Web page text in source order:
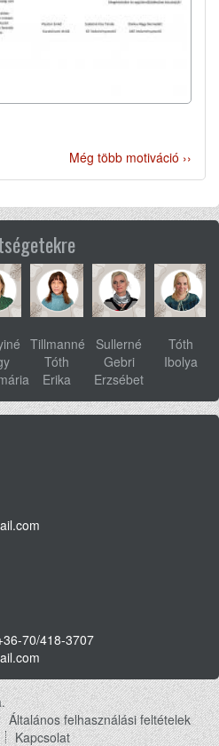
Még több motiváció ››
Tillmanné
Tóth
Erika
Sullerné
Gebri
Erzsébet
Tóth
Ibolya
70/418-3707
Általános felhasználási feltételek
Kapcsolat